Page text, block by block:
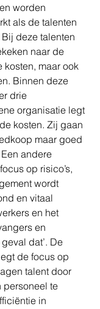
worden
als de talenten
deze talenten
naar de
kosten, maar ook
Binnen deze
drie
organisatie legt
kosten. Zij gaan
maar goed
andere
op risico’s,
wordt
en vitaal
en het
en
dat’. De
de focus op
talent door
personeel te
in